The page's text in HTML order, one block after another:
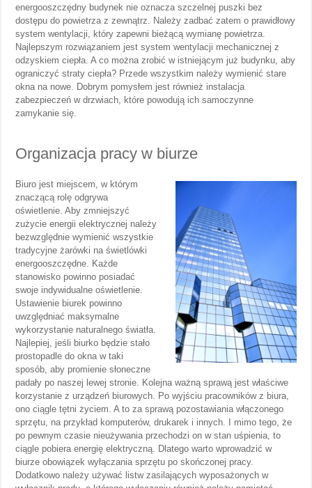
energooszczędny budynek nie oznacza szczelnej puszki bez
dostępu do powietrza z zewnątrz. Należy zadbać zatem o prawidłowy
system wentylacji, który zapewni bieżącą wymianę powietrza.
Najlepszym rozwiązaniem jest system wentylacji mechanicznej z
odzyskiem ciepła. A co można zrobić w istniejącym już budynku, aby
ograniczyć straty ciepła? Przede wszystkim należy wymienić stare
okna na nowe. Dobrym pomysłem jest również instalacja
zabezpieczeń w drzwiach, które powodują ich samoczynne
zamykanie się.
Organizacja pracy w biurze
Biuro jest miejscem, w którym
znaczącą rolę odgrywa
oświetlenie. Aby zmniejszyć
zużycie energii elektrycznej należy
bezwzględnie wymienić wszystkie
tradycyjne żarówki na świetlówki
energooszczędne. Każde
stanowisko powinno posiadać
swoje indywidualne oświetlenie.
Ustawienie biurek powinno
uwzględniać maksymalne
wykorzystanie naturalnego światła.
Najlepiej, jeśli biurko będzie stało
prostopadle do okna w taki
sposób, aby promienie słoneczne
padały po naszej lewej stronie. Kolejna ważną sprawą jest właściwe
korzystanie z urządzeń biurowych. Po wyjściu pracowników z biura,
ono ciągle tętni życiem. A to za sprawą pozostawiania włączonego
sprzętu, na przykład komputerów, drukarek i innych. I mimo tego, że
po pewnym czasie nieużywania przechodzi on w stan uśpienia, to
ciągle pobiera energię elektryczną. Dlatego warto wprowadzić w
biurze obowiązek wyłączania sprzętu po skończonej pracy.
Dodatkowo należy używać listw zasilających wyposażonych w